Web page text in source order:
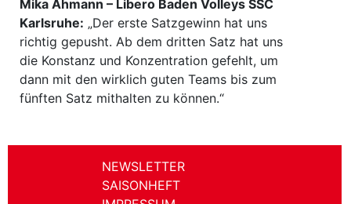
Mika Ahmann – Libero Baden Volleys SSC
Karlsruhe: „Der erste Satzgewinn hat uns
richtig gepusht. Ab dem dritten Satz hat uns
die Konstanz und Konzentration gefehlt, um
dann mit den wirklich guten Teams bis zum
fünften Satz mithalten zu können.“
NEWSLETTER
SAISONHEFT